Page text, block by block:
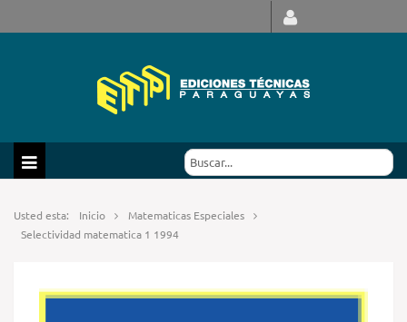
Usted esta: Inicio
Matematicas Especiales
Selectividad matematica 1 1994